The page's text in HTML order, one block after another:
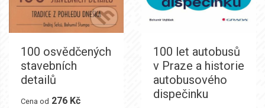
100 osvědčených
stavebních
detailů
Cena od 276 Kč
100 let autobusů
v Praze a historie
autobusového
dispečinku